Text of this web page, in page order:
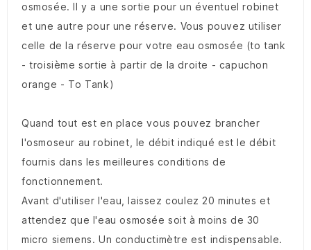
osmosée. Il y a une sortie pour un éventuel robinet
et une autre pour une réserve. Vous pouvez utiliser
celle de la réserve pour votre eau osmosée (to tank
- troisième sortie à partir de la droite - capuchon
orange - To Tank)
Quand tout est en place vous pouvez brancher
l'osmoseur au robinet, le débit indiqué est le débit
fournis dans les meilleures conditions de
fonctionnement.
Avant d'utiliser l'eau, laissez coulez 20 minutes et
attendez que l'eau osmosée soit à moins de 30
micro siemens. Un conductimètre est indispensable.